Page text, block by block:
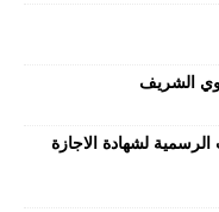
الشريف
الرسمية لشهادة الاجازة